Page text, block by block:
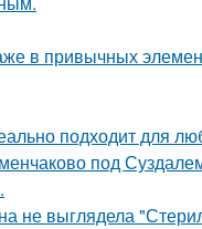
в привычных
подходит для
под
не выглядела